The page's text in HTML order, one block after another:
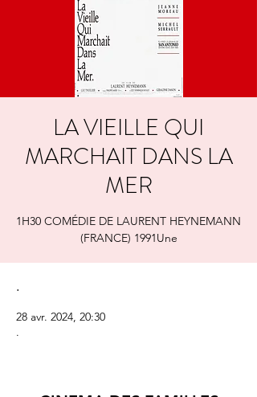
LA VIEILLE QUI
MARCHAIT DANS LA
MER
1H30 COMÉDIE DE LAURENT HEYNEMANN
(FRANCE) 1991Une
.
28 avr. 2024, 20:30
.